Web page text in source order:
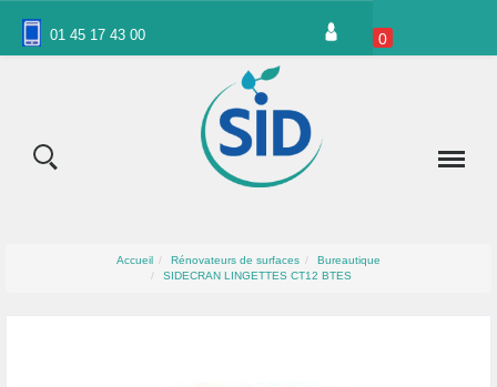
01 45 17 43 00 0
Accueil Rénovateurs de surfaces
Bureautique
SIDECRAN LINGETTES CT12 BTES